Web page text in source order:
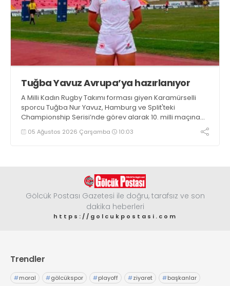
Tuğba Yavuz Avrupa’ya hazırlanıyor
A Milli Kadın Rugby Takımı forması giyen Karamürselli
sporcu Tuğba Nur Yavuz, Hamburg ve Split'teki
Championship Serisi’nde görev alarak 10. milli maçına
çıkma eşiğini geride bıraktı
05 Ağustos 2026 Çarşamba 10:03
Gölcük Postası Gazetesi ile doğru, tarafsız ve son
dakika heberleri
https://golcukpostasi.com
Trendler
#moral #gölcükspor #playoff #ziyaret #başkanlar